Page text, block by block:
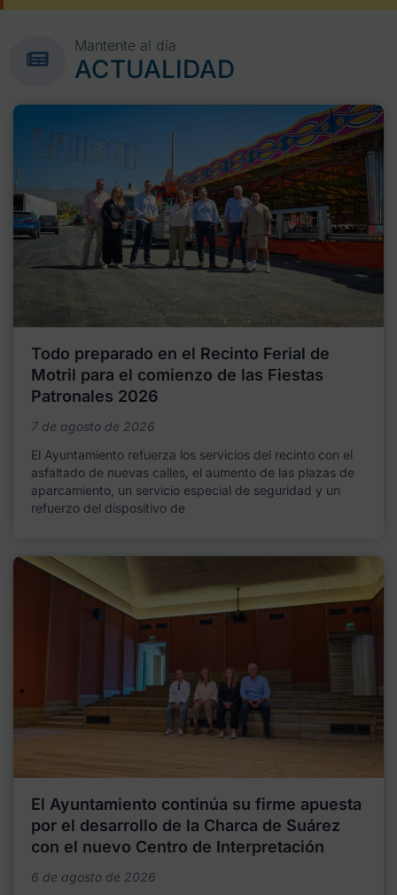
Mantente al día
ACTUALIDAD
Todo preparado en el Recinto Ferial de
Motril para el comienzo de las Fiestas
Patronales 2026
7 de agosto de 2026
El Ayuntamiento refuerza los servicios del recinto con el
asfaltado de nuevas calles, el aumento de las plazas de
aparcamiento, un servicio especial de seguridad y un
refuerzo del dispositivo de
El Ayuntamiento continúa su firme apuesta
por el desarrollo de la Charca de Suárez
con el nuevo Centro de Interpretación
6 de agosto de 2026